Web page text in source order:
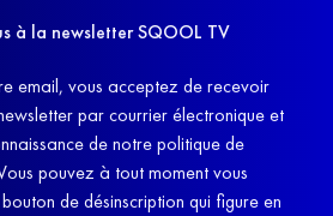
à la newsletter SQOOL TV
email, vous acceptez de recevoir
par courrier électronique et
de notre politique de
pouvez à tout moment vous
de désinscription qui figure en